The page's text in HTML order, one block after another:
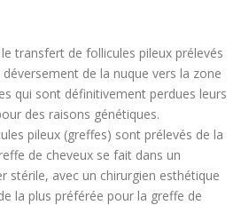
transfert de follicules pileux prélevés
de la nuque vers la zone
qui sont définitivement perdues leurs
des raisons génétiques.
pileux (greffes) sont prélevés de la
de cheveux se fait dans un
stérile, avec un chirurgien esthétique
la plus préférée pour la greffe de